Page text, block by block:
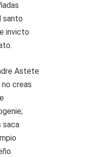
santo
invicto
Astete
creas
saca